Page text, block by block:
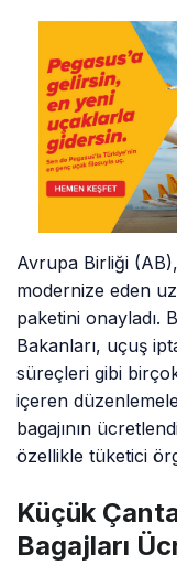
Avrupa Birliği
modernize eden
paketini onayladı.
Bakanları, uçuş
süreçleri gibi
içeren
bagajının
özellikle tüketici
Küçük
Bagajları